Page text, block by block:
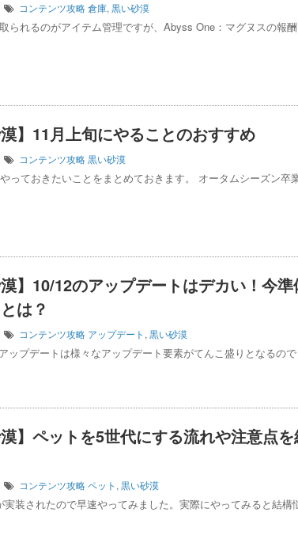
コンテンツ攻略倉庫, 黒い砂漠
られるのがアイテム管理ですが、Abyss One：マグヌスの報
漠】11月上旬にやることのおすすめ
コンテンツ攻略黒い砂漠
っておきたいことをまとめておきます。 オータムシーズン卒
漠】10/12のアップデートはデカい！今準
は？
コンテンツ攻略 アップデート , 黒い砂漠
ップデートは様々なアップデート要素がてんこ盛りとなるの
漠】ペットを5世代にする流れや注意点
コンテンツ攻略ペット , 黒い砂漠
実装されたので早速やってみました。実際にやってみると結構